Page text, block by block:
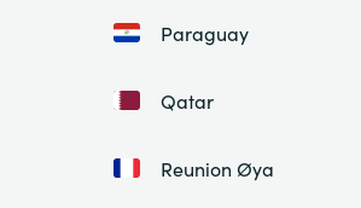
Paraguay
Qatar
Reunion Øya